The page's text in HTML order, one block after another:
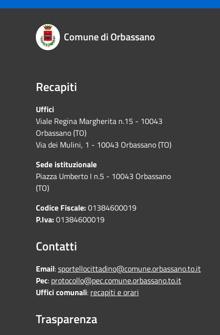
Comune di Orbassano
Recapiti
Uffici
Viale Regina Margherita n.15 - 10043
Orbassano (TO)
Via dei Mulini, 1 - 10043 Orbassano (TO)
Sede istituzionale
Piazza Umberto I n.5 - 10043 Orbassano
(TO)
Codice Fiscale:01384600019
P.Iva:01384600019
Contatti
Email:sportellocittadino@comune.orbassano.to.it
Pec: protocollo@pec.comune.orbassano.to.it
Uffici comunali: recapiti e orari
Trasparenza